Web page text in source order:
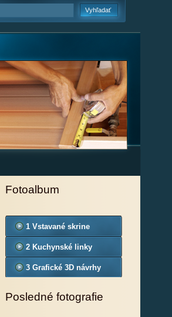
Fotoalbum
1 Vstavané skrine
2 Kuchynské linky
3 Grafické 3D návrhy
Posledné fotografie